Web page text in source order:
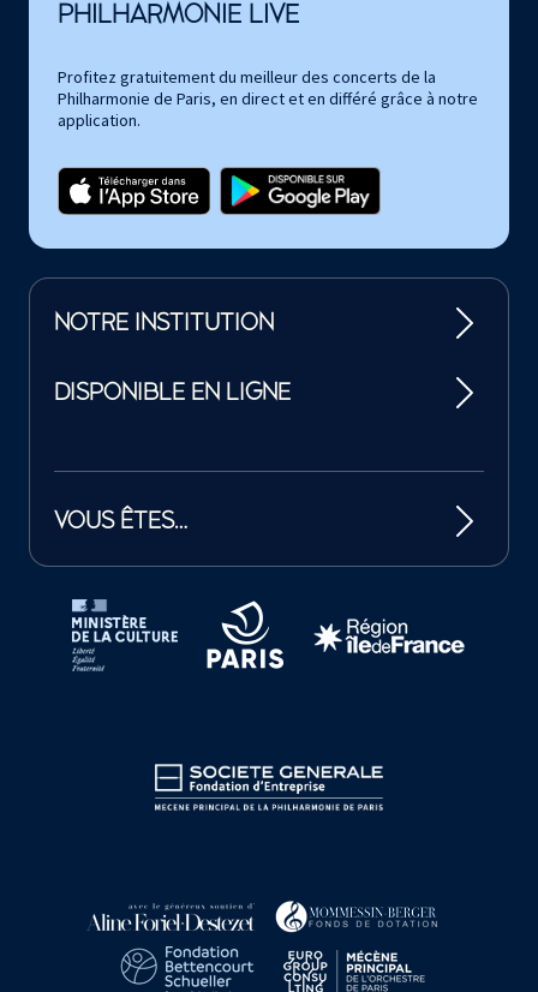
PHILHARMONIE LIVE
Profitez gratuitement du meilleur des concerts de la
Philharmonie de Paris, en direct et en différé grâce à notre
application.
NOTRE INSTITUTION
DISPONIBLE EN LIGNE
VOUS ÊTES…
Tutelles et mécènes de la Philharmonie de Paris